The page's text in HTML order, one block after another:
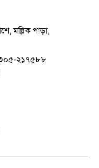
মল্লিক পাড়া,
২১৭৫৮৮